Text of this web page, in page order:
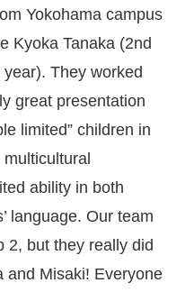
Yokohama campus
Kyoka Tanaka (2nd
They worked
great presentation
limited” children in
ability in both
language. Our team
2, but they really did
and Misaki! Everyone